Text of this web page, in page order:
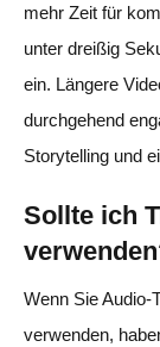
mehr Zeit für
unter dreißig
ein. Längere
durchgehend
Storytelling und
Sollte ich
Wenn Sie Audio-
verwenden,